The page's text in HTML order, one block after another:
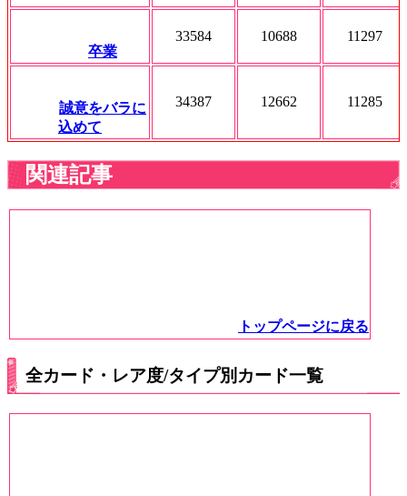
卒業
33584 10688 11297
誠意をバラに
込めて
34387 12662 11285
関連記事
トップページに戻る
全カード・レア度/タイプ別カード一覧